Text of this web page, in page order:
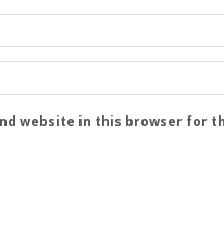
website in this browser for